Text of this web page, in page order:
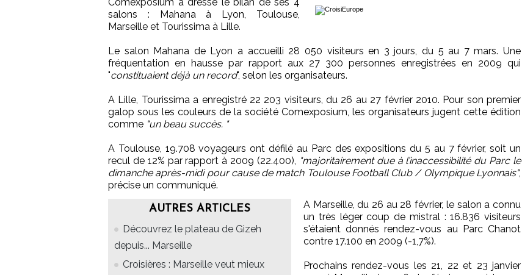
salons : Mahana à Lyon, Toulouse,
Marseille et Tourissima à Lille.
Le salon Mahana de Lyon a accueilli 28 050 visiteurs en 3 jours, du 5 au 7 mars. Une
fréquentation en hausse par rapport aux 27 300 personnes enregistrées en 2009 qui
"constituaient déjà un record", selon les organisateurs.
A Lille, Tourissima a enregistré 22 203 visiteurs, du 26 au 27 février 2010. Pour son premier
galop sous les couleurs de la société Comexposium, les organisateurs jugent cette édition
comme "un beau succès. "
A Toulouse, 19.708 voyageurs ont défilé au Parc des expositions du 5 au 7 février, soit un
recul de 12% par rapport à 2009 (22.400), "majoritairement due à l’inaccessibilité du Parc le
dimanche après-midi pour cause de match Toulouse Football Club / Olympique Lyonnais",
précise un communiqué.
AUTRES ARTICLES
Découvrez le plateau de Gizeh
depuis... Marseille
Croisières : Marseille veut mieux
A Marseille, du 26 au 28 février, le salon a connu
un très léger coup de mistral : 16.836 visiteurs
s'étaient donnés rendez-vous au Parc Chanot
contre 17.100 en 2009 (-1,7%).
Prochains rendez-vous les 21, 22 et 23 janvier